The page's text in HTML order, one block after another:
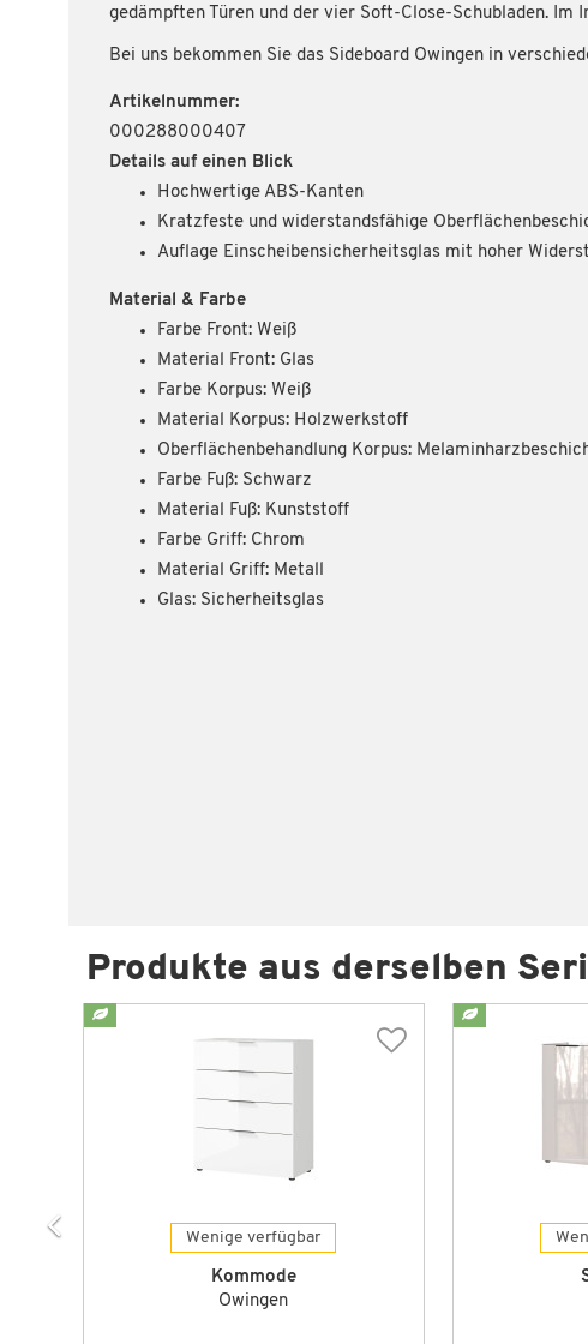
gedämpften Türen und der vier Soft-Close-Schubladen.
Bei uns bekommen Sie das Sideboard Owingen in
Artikelnummer:
000288000407
Details auf einen Blick
Hochwertige ABS-Kanten
Kratzfeste und widerstandsfähige
Auflage Einscheibensicherheitsglas mit hoher
Material & Farbe
Farbe Front: Weiß
Material Front: Glas
Farbe Korpus: Weiß
Material Korpus: Holzwerkstoff
Oberflächenbehandlung Korpus:
Farbe Fuß: Schwarz
Material Fuß: Kunststoff
Farbe Griff: Chrom
Material Griff: Metall
Glas: Sicherheitsglas
Produkte aus derselben
Wenige verfügbar
Kommode
Owingen